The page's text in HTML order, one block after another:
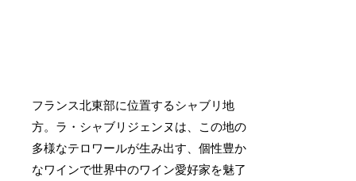
フランス北東部に位置するシャブリ地
方。ラ・シャブリジェンヌは、この地の
多様なテロワールが生み出す、個性豊か
なワインで世界中のワイン愛好家を魅了